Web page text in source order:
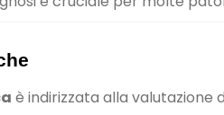
è indirizzata alla valutazione